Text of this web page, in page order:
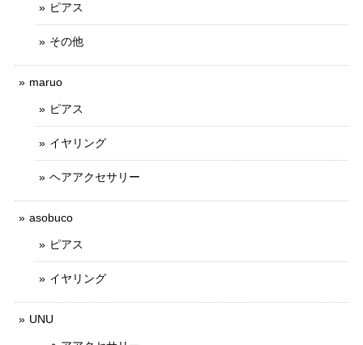
ピアス
その他
maruo
ピアス
イヤリング
ヘアアクセサリー
asobuco
ピアス
イヤリング
UNU